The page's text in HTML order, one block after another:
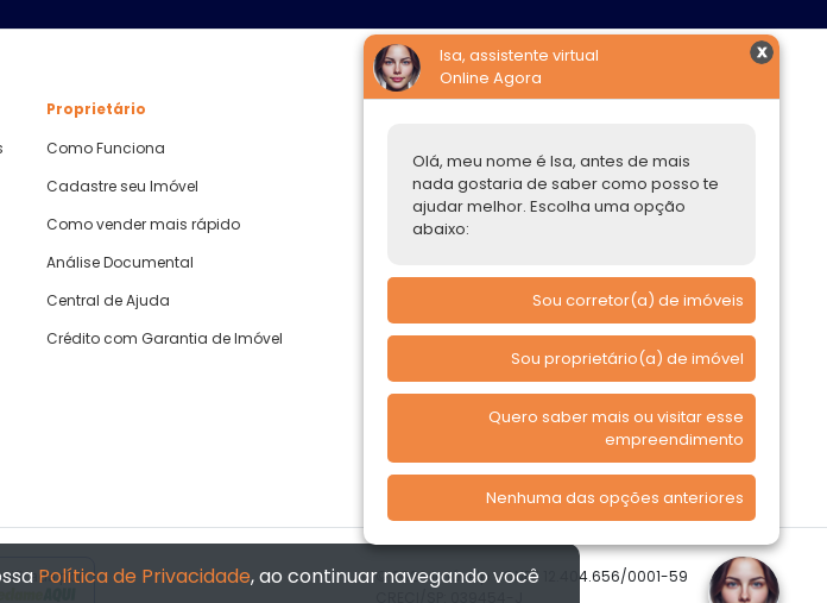
Isa, assistente virtual
Online Agora
Olá, meu nome é Isa, antes de mais
nada gostaria de saber como posso te
ajudar melhor. Escolha uma opção
abaixo:
Sou corretor(a) de imóveis
Sou proprietário(a) de imóvel
Quero saber mais ou visitar esse
empreendimento
Nenhuma das opções anteriores
Proprietário
Como Funciona
Cadastre seu Imóvel
Como vender mais rápido
Análise Documental
Central de Ajuda
Crédito com Garantia de Imóvel
Comprar ou alugar
Quero Comprar
por
© 2026 Imóvelp • CNPJ 12.404.656/0001-59
Política de Privacidade, ao continuar navegando você